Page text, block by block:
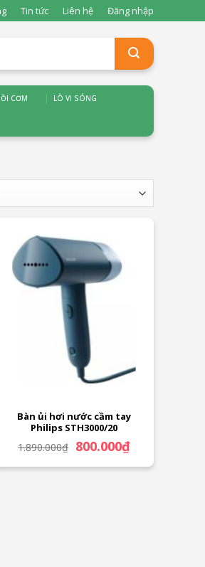
Tin tức Liên hệ Đăng nhập
CƠM LÒ VI SÓNG
Bàn ủi hơi nước cầm tay
Philips STH3000/20
1.890.000₫ Giá
gốc
là:
800.000₫Giá
tại
và nhiều ưu đãi khác